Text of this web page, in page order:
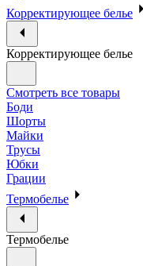
Корректирующее белье
Корректирующее белье
Смотреть все товары
Боди
Шорты
Майки
Трусы
Юбки
Грации
Термобелье
Термобелье